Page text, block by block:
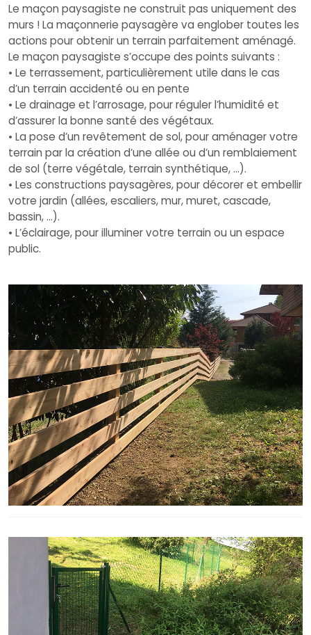
Le maçon paysagiste ne construit pas uniquement des
murs ! La maçonnerie paysagère va englober toutes les
actions pour obtenir un terrain parfaitement aménagé.
Le maçon paysagiste s’occupe des points suivants :
• Le terrassement, particulièrement utile dans le cas
d’un terrain accidenté ou en pente
• Le drainage et l’arrosage, pour réguler l’humidité et
d’assurer la bonne santé des végétaux.
• La pose d’un revêtement de sol, pour aménager votre
terrain par la création d’une allée ou d’un remblaiement
de sol (terre végétale, terrain synthétique, ...).
• Les constructions paysagères, pour décorer et embellir
votre jardin (allées, escaliers, mur, muret, cascade,
bassin, …).
• L’éclairage, pour illuminer votre terrain ou un espace
public.